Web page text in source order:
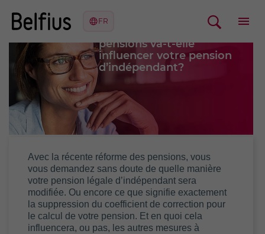
Comment la réforme des
pensions va-t-elle
influencer votre pension
d’indépendant?
Avec la récente réforme des pensions, vous
vous demandez sans doute de quelle manière
votre pension légale d’indépendant sera
modifiée. Ou encore ce que signifie exactement
la suppression du coefficient de correction pour
le calcul de votre pension. Et en quoi cela
influencera, ou pas, les autres mesures à